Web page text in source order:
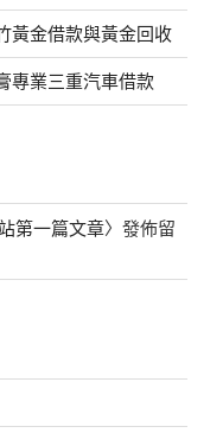
黃金借款與黃金回收
專業三重汽車借款
第一篇文章〉發佈留